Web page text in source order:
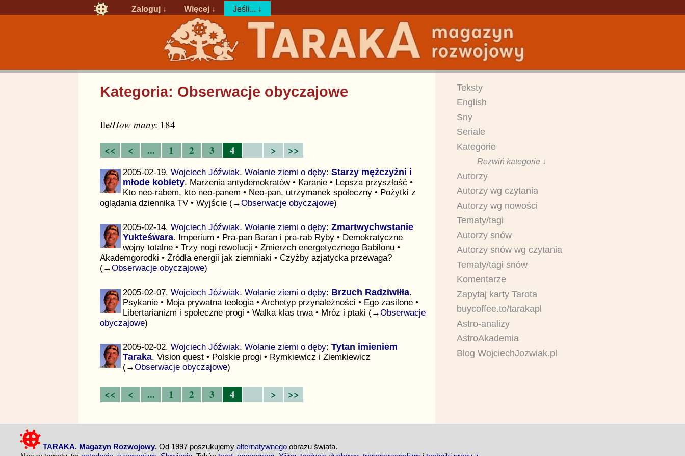
Zaloguj ↓ Więcej ↓ Jeśli... ↓
Kategoria: Obserwacje obyczajowe
Ile/How many: 184
<< < ... 1 2 3 4 > >>
2005-02-19.Wojciech Jóźwiak.Wołanie ziemi o dęby:Starzy mężczyźni i
młode kobiety. Marzenia antydemokratów • Karanie • Lepsza przyszłość •
Kto neo-rabem, kto neo-panem • Neo-pan, utrzymanek społeczny • Pożytki z
oglądania dziennika TV • Wyjście (→Obserwacje obyczajowe)
2005-02-14.Wojciech Jóźwiak.Wołanie ziemi o dęby:Zmartwychwstanie
Yukteśwara. Imperium • Pra-pan Baran i pra-rab Ryby • Demokratyczne
wojny totalne • Trzy nogi rewolucji • Zmierzch energetycznego Babilonu •
Akademgorodki • Źródła energii jak ziemniaki • Czyżby azjatycka przewaga?
(→Obserwacje obyczajowe)
2005-02-07.Wojciech Jóźwiak.Wołanie ziemi o dęby: Brzuch Radziwiłła.
Psykanie • Moja prywatna teologia • Archetyp przynależności • Ego zasilone •
Libertarianizm i społeczne progi • Walka klas trwa • Mróz i ptaki (→Obserwacje
obyczajowe)
2005-02-02.Wojciech Jóźwiak.Wołanie ziemi o dęby:Tytan imieniem
Taraka. Vision quest • Polskie progi • Rymkiewicz i Ziemkiewicz
(→Obserwacje obyczajowe)
<< < ... 1 2 3 4 > >>
Teksty
English
Sny
Seriale
Kategorie
Rozwiń kategorie ↓
Autorzy
Autorzy wg czytania
Autorzy wg nowości
Tematy/tagi
Autorzy snów
Autorzy snów wg czytania
Tematy/tagi snów
Komentarze
Zapytaj karty Tarota
buycoffee.to/tarakapl
Astro-analizy
AstroAkademia
Blog WojciechJozwiak.pl
TARAKA. Magazyn Rozwojowy. Od 1997 poszukujemy alternatywnego obrazu świata.